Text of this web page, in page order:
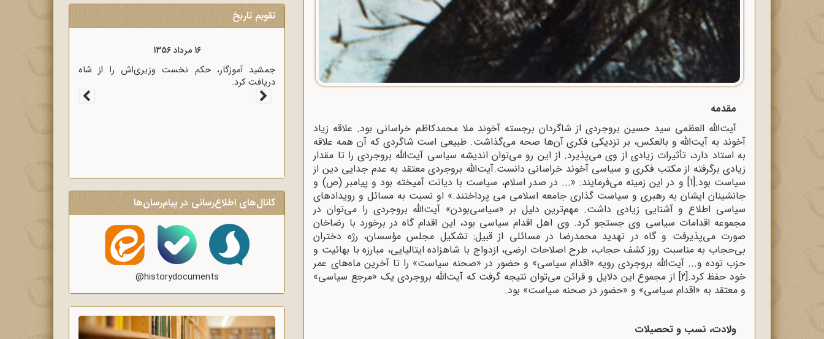
مقدمه
آیت‌الله العظمی سید حسین بروجردی از شاگردان برجسته‌ آخوند ملا محمدکاظم خراسانی بود. علاقه‌ زیاد
آخوند به آیت‌الله و بالعکس، بر نزدیکی فکری آن‌ها صحه می‌گذاشت. طبیعی است شاگردی که آن همه علاقه
به استاد دارد، تأثیرات زیادی از وی می‌پذیرد. از این رو می‌توان اندیشه سیاسی آیت‌الله بروجردی را تا مقدار
زیادی برگرفته از مکتب فکری و سیاسی آخوند خراسانی دانست.آیت‌الله بروجردی معتقد به عدم جدایی دین از
سیاست بود.[1] و در این زمینه می‌فرمایند: «... در صدر اسلام، سیاست با دیانت آمیخته بود و پیامبر (ص) و
جانشینان ایشان به رهبری و سیاست گذاری جامعه اسلامی می پرداختند.» او نسبت به مسائل و رویدادهای
سیاسی اطلاع و آشنایی زیادی داشت. مهم‌ترین دلیل بر «سیاسی‌‌بودن» آیت‌الله بروجردی را می‌‌توان در
مجموعه اقدامات سیاسی وی جستجو کرد. وی اهل اقدام سیاسی بود، این اقدام گاه در برخورد با رضاخان
صورت می‌پذیرفت و گاه در تهدید محمدرضا در مسائلی از قبیل: تشکیل مجلس مؤسسان، رژه‌ دختران
بی‌‌حجاب به مناسبت روز کشف حجاب، طرح اصلاحات ارضی، ازدواج با شاهزاده‌ ایتالیایی، مبارزه با بهائیت و
حزب ‌توده و... آیت‌الله بروجردی رویه‌ «اقدام سیاسی» و حضور در «صحنه‌ سیاست» را تا آخرین ماه‌‌های عمر
خود حفظ‌ کرد.[2] از مجموع این دلایل و قرائن می‌‌توان نتیجه‌ گرفت که آیت‌الله بروجردی یک «مرجع سیاسی»
و معتقد به «اقدام سیاسی» و «حضور در صحنه‌ سیاست» بود.
ولادت، نسب و تحصیلات
تقویم تاریخ
16 مرداد 1357
آغاز سخنرانی‌های انتقادی و روشنگر وعاظ در لبیک به
پیام امام به وعاظ و روحانیون برای روشنگری و
آگاه‌سازی در منبرهای ماه رمضان.
کانال‌های اطلاع‌رسانی در پیام‌رسان‌ها
@historydocuments